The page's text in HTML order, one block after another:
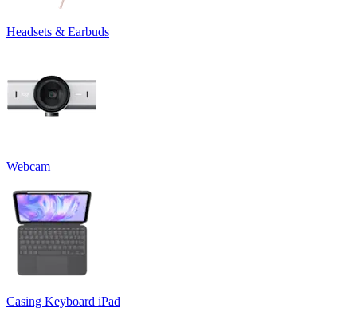
Headsets & Earbuds
Webcam
Casing Keyboard iPad